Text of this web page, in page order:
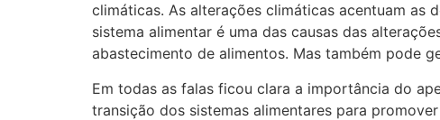
climáticas. As alterações climáticas acentuam as
sistema alimentar é uma das causas das
abastecimento de alimentos. Mas também pode
Em todas as falas ficou clara a importância do
transição dos sistemas alimentares para